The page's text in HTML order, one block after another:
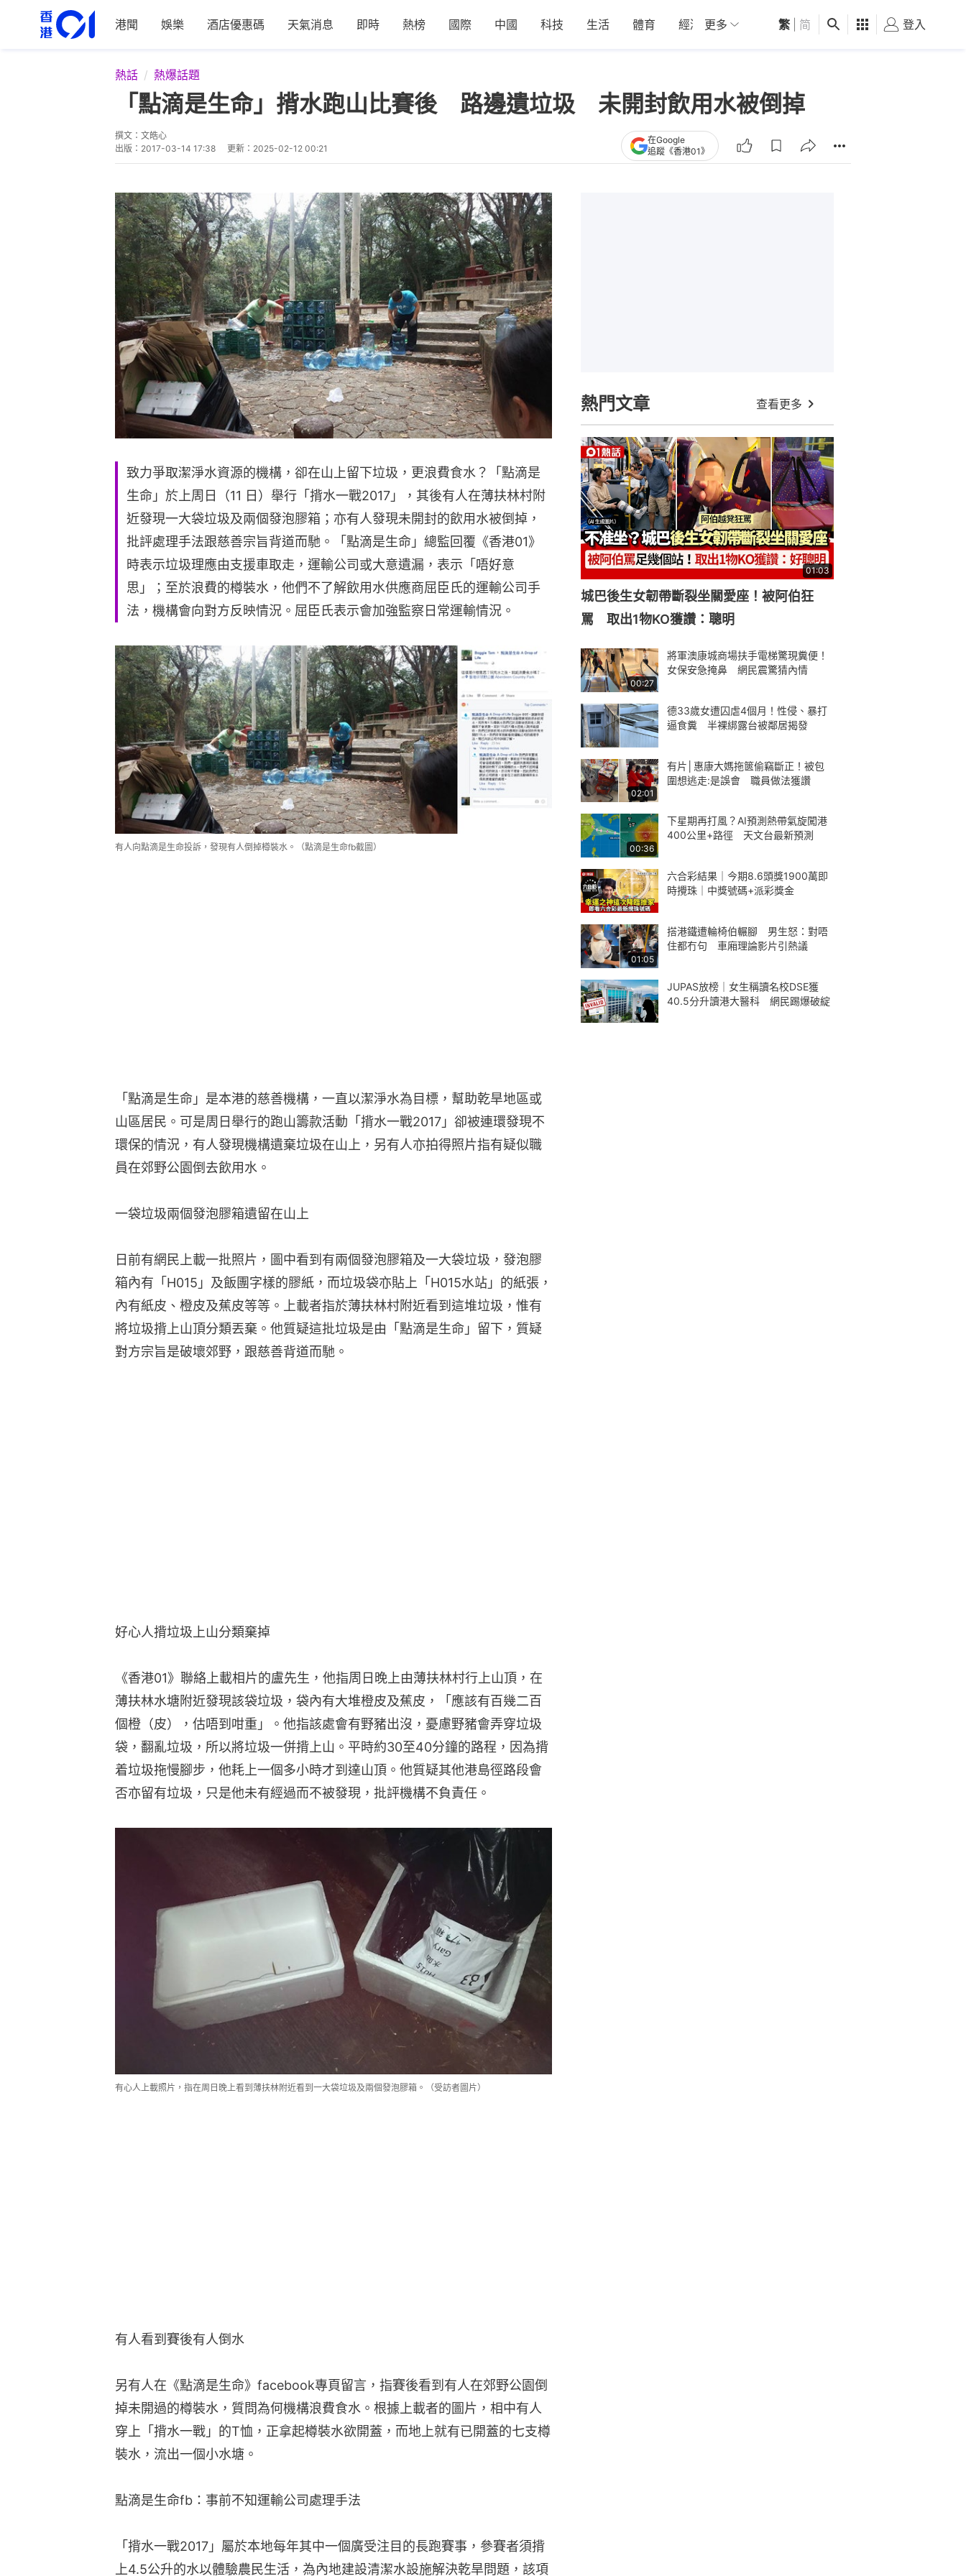
港聞 娛樂 酒店優惠碼 天氣消息 即時 熱榜 國際 中國 科技 生活 體育 經濟 01深圳 觀點 健康 好食玩飛
更多 繁 简 登入
熱話 熱爆話題
「點滴是生命」揹水跑山比賽後 路邊遺垃圾 未開封飲用水被倒掉
撰文： 文皓心
出版： 2017-03-14 17:38 更新： 2025-02-12 00:21
在Google
追蹤《香港01》
致力爭取潔淨水資源的機構，卻在山上留下垃圾，更浪費食水？「點滴是
生命」於上周日（11 日）舉行「揹水一戰2017」，其後有人在薄扶林村附
近發現一大袋垃圾及兩個發泡膠箱；亦有人發現未開封的飲用水被倒掉，
批評處理手法跟慈善宗旨背道而馳。「點滴是生命」總監回覆《香港01》
時表示垃圾理應由支援車取走，運輸公司或大意遺漏，表示「唔好意
思」；至於浪費的樽裝水，他們不了解飲用水供應商屈臣氏的運輸公司手
法，機構會向對方反映情況。屈臣氏表示會加強監察日常運輸情況。
有人向點滴是生命投訴，發現有人倒掉樽裝水。（點滴是生命fb截圖）
「點滴是生命」是本港的慈善機構，一直以潔淨水為目標，幫助乾旱地區或
山區居民。可是周日舉行的跑山籌款活動「揹水一戰2017」卻被連環發現不
環保的情況，有人發現機構遺棄垃圾在山上，另有人亦拍得照片指有疑似職
員在郊野公園倒去飲用水。
一袋垃圾兩個發泡膠箱遺留在山上
日前有網民上載一批照片，圖中看到有兩個發泡膠箱及一大袋垃圾，發泡膠
箱內有「H015」及飯團字樣的膠紙，而垃圾袋亦貼上「H015水站」的紙張，
內有紙皮、橙皮及蕉皮等等。上載者指於薄扶林村附近看到這堆垃圾，惟有
將垃圾揹上山頂分類丟棄。他質疑這批垃圾是由「點滴是生命」留下，質疑
對方宗旨是破壞郊野，跟慈善背道而馳。
好心人揹垃圾上山分類棄掉
《香港01》聯絡上載相片的盧先生，他指周日晚上由薄扶林村行上山頂，在
薄扶林水塘附近發現該袋垃圾，袋內有大堆橙皮及蕉皮，「應該有百幾二百
個橙（皮），估唔到咁重」。他指該處會有野豬出沒，憂慮野豬會弄穿垃圾
袋，翻亂垃圾，所以將垃圾一併揹上山。平時約30至40分鐘的路程，因為揹
着垃圾拖慢腳步，他耗上一個多小時才到達山頂。他質疑其他港島徑路段會
否亦留有垃圾，只是他未有經過而不被發現，批評機構不負責任。
有心人上載照片，指在周日晚上看到薄扶林附近看到一大袋垃圾及兩個發泡膠箱。（受訪者圖片）
有人看到賽後有人倒水
另有人在《點滴是生命》facebook專頁留言，指賽後看到有人在郊野公園倒
掉未開過的樽裝水，質問為何機構浪費食水。根據上載者的圖片，相中有人
穿上「揹水一戰」的T恤，正拿起樽裝水欲開蓋，而地上就有已開蓋的七支樽
裝水，流出一個小水塘。
點滴是生命fb：事前不知運輸公司處理手法
「揹水一戰2017」屬於本地每年其中一個廣受注目的長跑賽事，參賽者須揹
上4.5公升的水以體驗農民生活，為內地建設清潔水設施解決乾旱問題，該項
熱門文章 查看更多
01:03
城巴後生女韌帶斷裂坐關愛座！被阿伯狂
罵 取出1物KO獲讚：聰明
00:27
將軍澳康城商場扶手電梯驚現糞便！
女保安急掩鼻 網民震驚猜內情
德33歲女遭囚虐4個月！性侵、暴打
逼食糞 半裸綁露台被鄰居揭發
02:01
有片│惠康大媽拖篋偷竊斷正！被包
圍想逃走:是誤會 職員做法獲讚
00:36
下星期再打風？AI預測熱帶氣旋闖港
400公里+路徑 天文台最新預測
六合彩結果｜今期8.6頭獎1900萬即
時攪珠｜中獎號碼+派彩獎金
01:05
搭港鐵遭輪椅伯輾腳 男生怒：對唔
住都冇句 車廂理論影片引熱議
JUPAS放榜｜女生稱讀名校DSE獲
40.5分升讀港大醫科 網民踢爆破綻